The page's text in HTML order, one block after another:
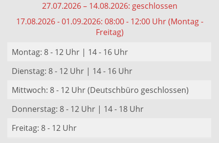
27.07.2026 – 14.08.2026: geschlossen
17.08.2026 - 01.09.2026: 08:00 - 12:00 Uhr (Montag -
Freitag)
Montag: 8 - 12 Uhr | 14 - 16 Uhr
Dienstag: 8 - 12 Uhr | 14 - 16 Uhr
Mittwoch: 8 - 12 Uhr (Deutschbüro geschlossen)
Donnerstag: 8 - 12 Uhr | 14 - 18 Uhr
Freitag: 8 - 12 Uhr